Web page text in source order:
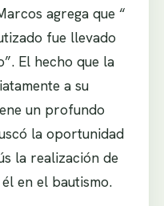
agrega que “
fue llevado
El hecho que la
a su
un profundo
la oportunidad
la realización de
en el bautismo.